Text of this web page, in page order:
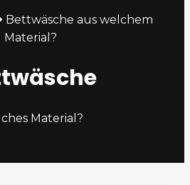
Bettwäsche aus welchem
Material?‍
Material?